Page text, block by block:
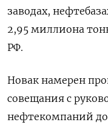
заводах,
2,95 миллиона
РФ.
Новак намерен
совещания с
нефтекомпаний до